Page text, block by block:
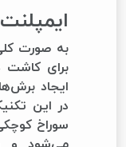
به صورت
برای کاشت
ایجاد
در این
سوراخ